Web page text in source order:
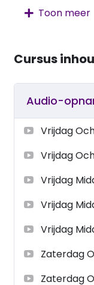
Dominion
geroepen zijn
steden en
hemels’richtte
overwinnen van
religie, politiek
Door middel
gebieden van
toevertrouwd.
Deze opnames
onderwerpen
Toon meer
Cursus
Audio-
Vrijdag
Vrijdag
Vrijdag
Vrijdag
Vrijdag
Zaterdag
Zaterdag